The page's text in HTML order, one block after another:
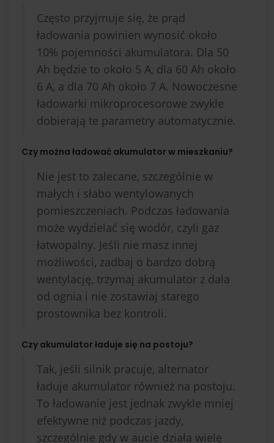
Często przyjmuje się, że prąd
ładowania powinien wynosić około
10% pojemności akumulatora. Dla 50
Ah będzie to około 5 A, dla 60 Ah około
6 A, a dla 70 Ah około 7 A. Nowoczesne
ładowarki mikroprocesorowe zwykle
dobierają te parametry automatycznie.
Czy można ładować akumulator w mieszkaniu?
Nie jest to zalecane, szczególnie w
małych i słabo wentylowanych
pomieszczeniach. Podczas ładowania
może wydzielać się wodór, czyli gaz
łatwopalny. Jeśli nie masz innej
możliwości, zadbaj o bardzo dobrą
wentylację, trzymaj akumulator z dala
od ognia i nie zostawiaj starego
prostownika bez kontroli.
Czy akumulator ładuje się na postoju?
Tak, jeśli silnik pracuje, alternator
ładuje akumulator również na postoju.
To ładowanie jest jednak zwykle mniej
efektywne niż podczas jazdy,
szczególnie gdy w aucie działa wiele